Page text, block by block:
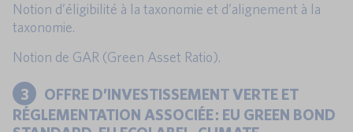
Notion d’éligibilité à la taxonomie et d’alignement à la
taxonomie.
Notion de GAR (Green Asset Ratio).
3
OFFRE D’INVESTISSEMENT VERTE ET
RÉGLEMENTATION ASSOCIÉE : EU GREEN BOND